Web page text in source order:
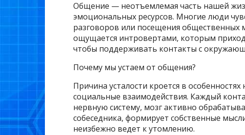
Общение — неотъемлемая часть нашей
эмоциональных ресурсов. Многие люди
разговоров или посещения общественных
ощущается интровертами, которым
чтобы поддерживать контакты с
Почему мы устаем от общения?
Причина усталости кроется в
социальные взаимодействия. Каждый
нервную систему, мозг активно
собеседника, формирует собственные
неизбежно ведет к утомлению.